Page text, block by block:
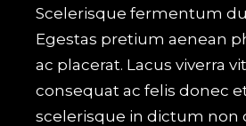
Scelerisque fermentum
Egestas pretium aenean
ac placerat. Lacus viverra
consequat ac felis donec
scelerisque in dictum non